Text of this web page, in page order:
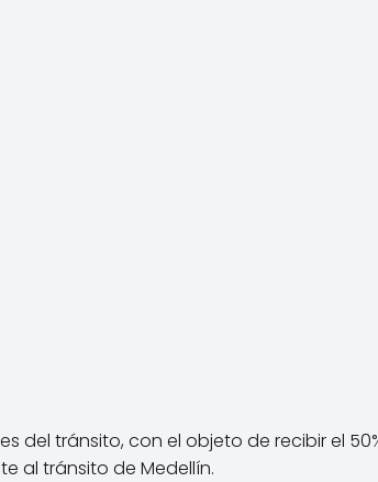
del tránsito, con el objeto de recibir el
al tránsito de Medellín.